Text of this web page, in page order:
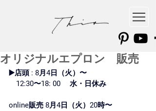
オリジナルエプロン 販売
▶️店頭 : 8月4日（火）〜
12:30〜18: 00　 水・日休み
online販売 8月4日（火）20時〜